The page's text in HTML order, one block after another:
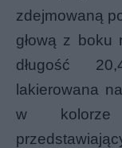
zdejmowaną
głową z boku
długość
lakierowana
w kolorze